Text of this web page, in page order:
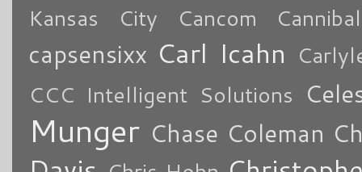
Kansas City Cancom Cannibal
capsensixx Carl Icahn
CCC Intelligent Solutions
Munger Chase Coleman